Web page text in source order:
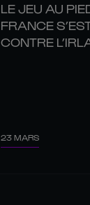
LE JEU AU
FRANCE
CONTRE
23 MARS